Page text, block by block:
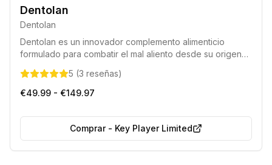
Aliento fresco garantizado
Dentolan
Dentolan
Dentolan es un innovador complemento alimenticio
formulado para combatir el mal aliento desde su origen
mejorar la digestión, equilibrar el pH gástrico y promover
el bienestar intestinal, brindando una frescura duradera.
5 (3 reseñas)
€49.99 - €149.97
Comprar- Key Player Limited